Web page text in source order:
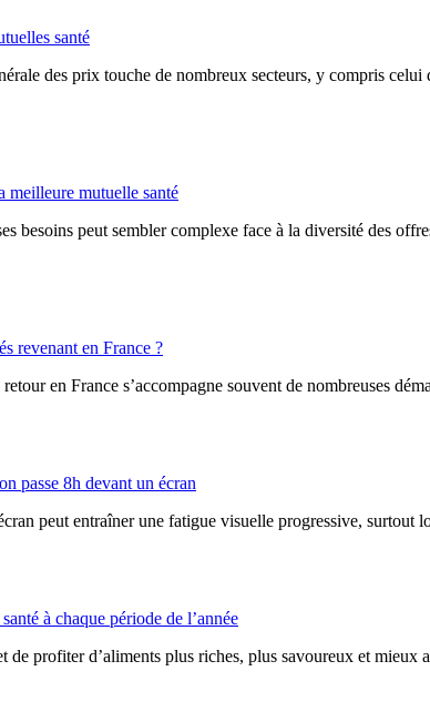
santé
des prix touche de nombreux secteurs, y compris
meilleure mutuelle santé
besoins peut sembler complexe face à la diversité des
revenant en France ?
en France s’accompagne souvent de nombreuses
passe 8h devant un écran
peut entraîner une fatigue visuelle progressive, surtout
à chaque période de l’année
de profiter d’aliments plus riches, plus savoureux et mieux